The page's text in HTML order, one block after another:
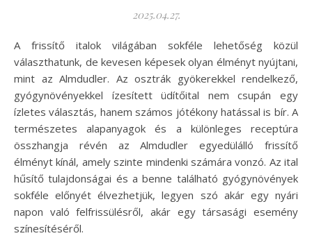
2025.04.27.
A frissítő italok világában sokféle lehetőség közül
választhatunk, de kevesen képesek olyan élményt nyújtani,
mint az Almdudler. Az osztrák gyökerekkel rendelkező,
gyógynövényekkel ízesített üdítőital nem csupán egy
ízletes választás, hanem számos jótékony hatással is bír. A
természetes alapanyagok és a különleges receptúra
összhangja révén az Almdudler egyedülálló frissítő
élményt kínál, amely szinte mindenki számára vonzó. Az ital
hűsítő tulajdonságai és a benne található gyógynövények
sokféle előnyét élvezhetjük, legyen szó akár egy nyári
napon való felfrissülésről, akár egy társasági esemény
színesítéséről.